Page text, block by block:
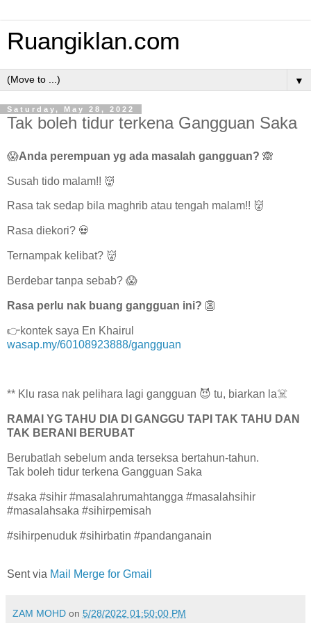
Ruangiklan.com
▼
Saturday, May 28, 2022
Tak boleh tidur terkena Gangguan Saka
😱Anda perempuan yg ada masalah gangguan? 🙈
Susah tido malam!! 👹
Rasa tak sedap bila maghrib atau tengah malam!! 👹
Rasa diekori? 💀
Ternampak kelibat? 👹
Berdebar tanpa sebab? 😱
Rasa perlu nak buang gangguan ini? 👺
👉kontek saya En Khairul
wasap.my/60108923888/gangguan
** Klu rasa nak pelihara lagi gangguan 😈 tu, biarkan la☠️
RAMAI YG TAHU DIA DI GANGGU TAPI TAK TAHU DAN
TAK BERANI BERUBAT
Berubatlah sebelum anda terseksa bertahun-tahun.
Tak boleh tidur terkena Gangguan Saka
#saka #sihir #masalahrumahtangga #masalahsihir
#masalahsaka #sihirpemisah
#sihirpenuduk #sihirbatin #pandanganain
Sent via Mail Merge for Gmail
ZAM MOHD on 5/28/2022 01:50:00 PM